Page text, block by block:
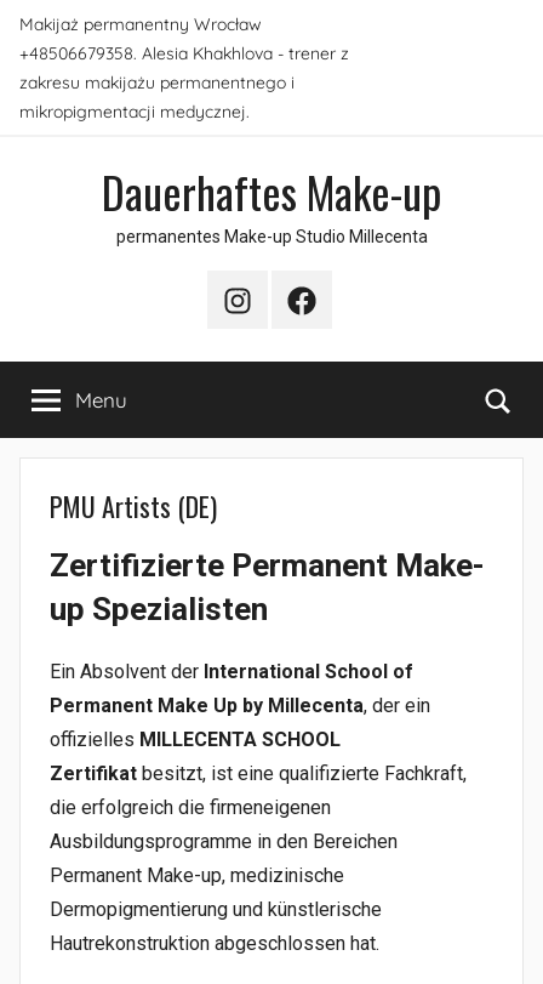
Skip
content
Makijaż permanentny Wrocław
+48506679358. Alesia Khakhlova - trener z
zakresu makijażu permanentnego i
mikropigmentacji medycznej.
Dauerhaftes Make-up
permanentes Make-up Studio Millecenta
InstagramFacebook
Menu
PMU Artists (DE)
Zertifizierte Permanent Make-
up Spezialisten
Ein Absolvent der International School of
Permanent Make Up by Millecenta, der ein
offizielles MILLECENTA SCHOOL
Zertifikat besitzt, ist eine qualifizierte Fachkraft,
die erfolgreich die firmeneigenen
Ausbildungsprogramme in den Bereichen
Permanent Make-up, medizinische
Dermopigmentierung und künstlerische
Hautrekonstruktion abgeschlossen hat.